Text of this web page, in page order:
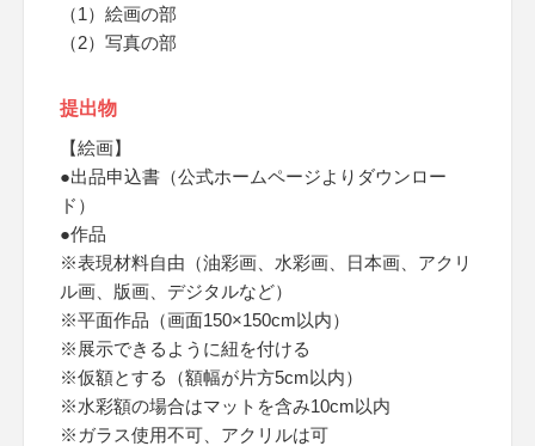
（1）絵画の部
（2）写真の部
提出物
【絵画】
●出品申込書（公式ホームページよりダウンロー
ド）
●作品
※表現材料自由（油彩画、水彩画、日本画、アクリ
ル画、版画、デジタルなど）
※平面作品（画面150×150cm以内）
※展示できるように紐を付ける
※仮額とする（額幅が片方5cm以内）
※水彩額の場合はマットを含み10cm以内
※ガラス使用不可、アクリルは可